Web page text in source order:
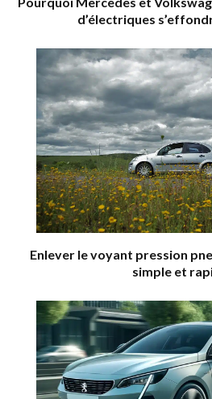
d’électriques
Enlever le voyant pression
simple et